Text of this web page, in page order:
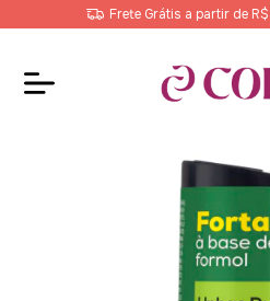
Frete Grátis a partir de